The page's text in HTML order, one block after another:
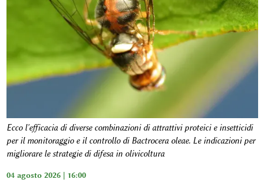
Ecco l'efficacia di diverse combinazioni di attrattivi proteici e insetticidi
per il monitoraggio e il controllo di Bactrocera oleae. Le indicazioni per
migliorare le strategie di difesa in olivicoltura
04 agosto 2026 | 16:00